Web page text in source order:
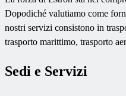
Dopodiché valutiamo come
nostri servizi consistono in
trasporto marittimo, trasporto
Sedi e Servizi